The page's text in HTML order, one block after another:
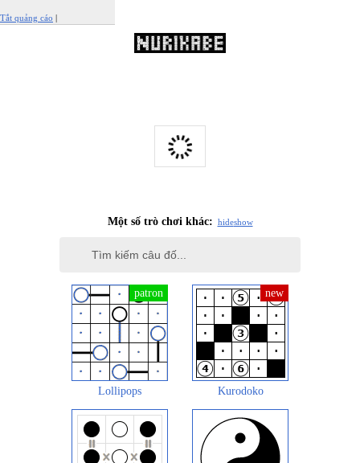
Tắt quảng cáo |
Một số trò chơi khác: hideshow
Lollipops Kurodoko